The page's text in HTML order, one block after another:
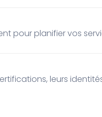
pour planifier vos